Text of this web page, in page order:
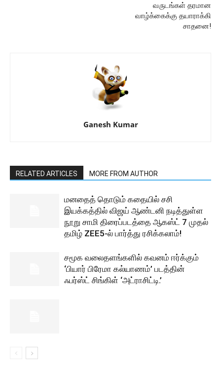
வருடங்கள் தரமான
வாழ்க்கைக்கு தயாராக்கி
சாதனை!
Ganesh Kumar
RELATED ARTICLES MORE FROM AUTHOR
மனதைத் தொடும் கதையில் சசி
இயக்கத்தில் விஜய் ஆண்டனி நடித்துள்ள
நூறு சாமி திரைப்படத்தை ஆகஸ்ட் 7 முதல்
தமிழ் ZEE5-ல் பார்த்து ரசிக்கலாம்!
சமூக வலைதளங்களில் கவனம் ஈர்க்கும்
‘பியார் பிரேமா கல்யாணம்’ படத்தின்
ஃபர்ஸ்ட் சிங்கிள் ‘அட்ராசிட்டி.’